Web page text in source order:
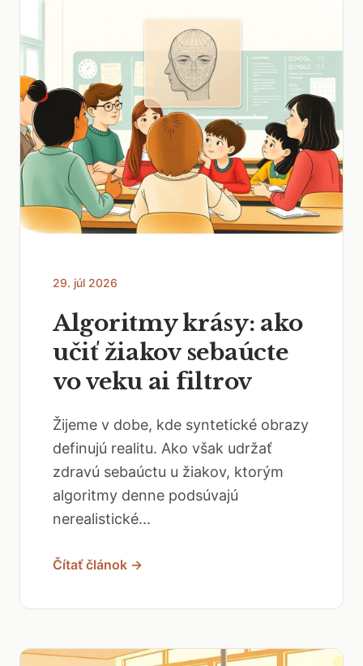
29. júl 2026
Algoritmy krásy: ako
učiť žiakov sebaúcte
vo veku ai filtrov
Žijeme v dobe, kde syntetické obrazy
definujú realitu. Ako však udržať
zdravú sebaúctu u žiakov, ktorým
algoritmy denne podsúvajú
nerealistické...
Čítať článok →